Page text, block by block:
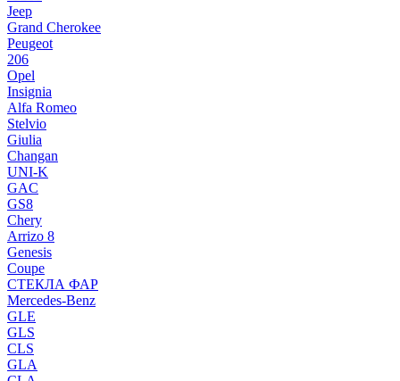
Jeep
Grand Cherokee
Peugeot
206
Opel
Insignia
Alfa Romeo
Stelvio
Giulia
Changan
UNI-K
GAC
GS8
Chery
Arrizo 8
Genesis
Coupe
СТЕКЛА ФАР
Mercedes-Benz
GLE
GLS
CLS
GLA